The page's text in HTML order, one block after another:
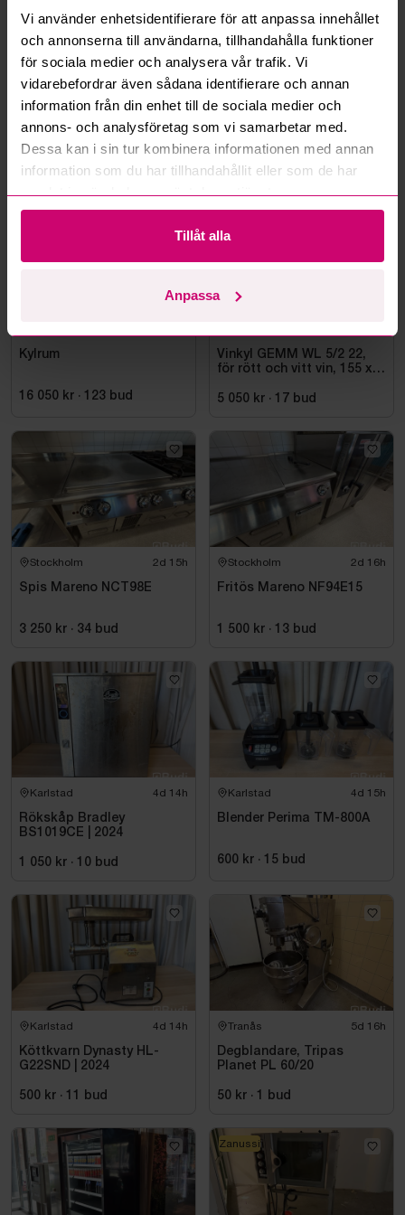
Vi använder enhetsidentifierare för att anpassa innehållet
och annonserna till användarna, tillhandahålla funktioner
för sociala medier och analysera vår trafik. Vi
vidarebefordrar även sådana identifierare och annan
information från din enhet till de sociala medier och
annons- och analysföretag som vi samarbetar med.
Dessa kan i sin tur kombinera informationen med annan
information som du har tillhandahållit eller som de har
samlat in när du har använt deras tjänster.
Tillåt alla
Anpassa
Kan ni frakta mina vunna objekt?
Läs fler frågor och svar
Mer från samma kategori
Kylrum
16 050 kr · 123 bud
Vinkyl GEMM WL 5/2 22,
för rött och vitt vin, 155 x
5 050 kr · 17 bud
Stockholm 2d 15h
Spis Mareno NCT98E
3 250 kr · 34 bud
Stockholm 2d 16h
Fritös Mareno NF94E15
1 500 kr · 13 bud
Karlstad 4d 14h
Rökskåp Bradley
BS1019CE | 2024
1 050 kr · 10 bud
Karlstad 4d 15h
Blender Perima TM-800A
600 kr · 15 bud
Karlstad 4d 14h
Köttkvarn Dynasty HL-
G22SND | 2024
500 kr · 11 bud
Tranås 5d 16h
Degblandare, Tripas
Planet PL 60/20
50 kr · 1 bud
Zanussi